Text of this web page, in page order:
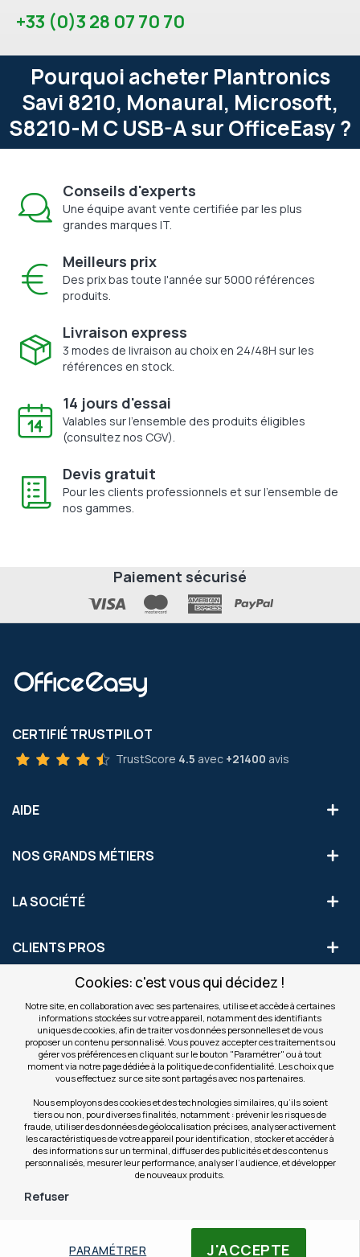
J'ACCEPTE
PARAMÉTRER
Cookies: c'est vous qui décidez !
Notre site, en collaboration avec ses partenaires, utilise et accède à certaines
informations stockées sur votre appareil, notamment des identifiants
uniques de cookies, afin de traiter vos données personnelles et de vous
proposer un contenu personnalisé. Vous pouvez accepter ces traitements ou
gérer vos préférences en cliquant sur le bouton "Paramétrer" ou à tout
moment via notre page dédiée à la politique de confidentialité. Les choix que
vous effectuez sur ce site sont partagés avec nos partenaires.
Nous employons des cookies et des technologies similaires, qu’ils soient
tiers ou non, pour diverses finalités, notamment : prévenir les risques de
fraude, utiliser des données de géolocalisation précises, analyser activement
les caractéristiques de votre appareil pour identification, stocker et accéder à
des informations sur un terminal, diffuser des publicités et des contenus
personnalisés, mesurer leur performance, analyser l’audience, et développer
de nouveaux produits.
Refuser
+33 (0)3 28 07 70 70
Pourquoi acheter Plantronics
Savi 8210, Monaural, Microsoft,
S8210-M C USB-A sur OfficeEasy ?
Conseils d'experts
Une équipe avant vente certifiée par les plus
grandes marques IT.
Meilleurs prix
Des prix bas toute l'année sur 5000 références
produits.
Livraison express
3 modes de livraison au choix en 24/48H sur les
références en stock.
14 jours d'essai
Valables sur l'ensemble des produits éligibles
(consultez nos CGV).
Devis gratuit
Pour les clients professionnels et sur l'ensemble de
nos gammes.
Paiement sécurisé
CERTIFIÉ TRUSTPILOT
TrustScore 4.5 avec +21400 avis
AIDE
NOS GRANDS MÉTIERS
LA SOCIÉTÉ
CLIENTS PROS
S'INSCRIRE AUX OFFRES COMMERCIALES
Inscription
notre
newsletter
Valider
NOS SITES
© Copyright OfficeEasy 2026